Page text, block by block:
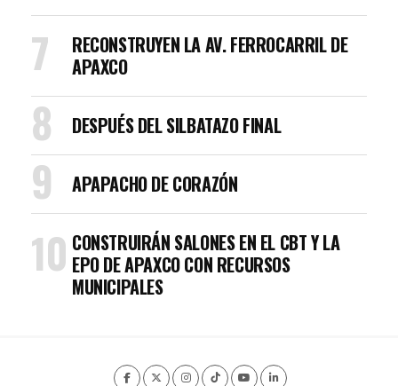
RECONSTRUYEN LA AV. FERROCARRIL DE
APAXCO
DESPUÉS DEL SILBATAZO FINAL
APAPACHO DE CORAZÓN
CONSTRUIRÁN SALONES EN EL CBT Y LA
EPO DE APAXCO CON RECURSOS
MUNICIPALES